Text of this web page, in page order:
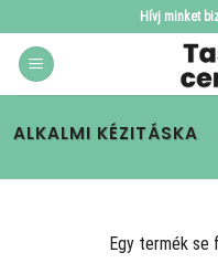
to
content
Hívj minket
ALKALMI KÉZITÁSKA
Egy termék se